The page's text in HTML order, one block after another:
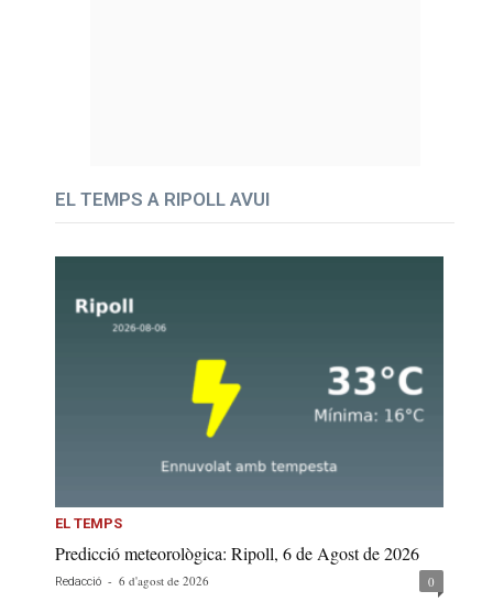
EL TEMPS A RIPOLL AVUI
EL TEMPS
Predicció meteorològica: Ripoll, 6 de Agost de 2026
Redacció - 6 d'agost de 2026 0